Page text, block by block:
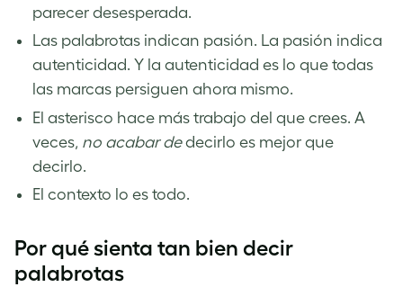
parecer desesperada.
Las palabrotas indican pasión. La pasión indica
autenticidad. Y la autenticidad es lo que todas
las marcas persiguen ahora mismo.
El asterisco hace más trabajo del que crees. A
veces, no acabar dedecirlo es mejor que
decirlo.
El contexto lo es todo.
Por qué sienta tan bien decir
palabrotas